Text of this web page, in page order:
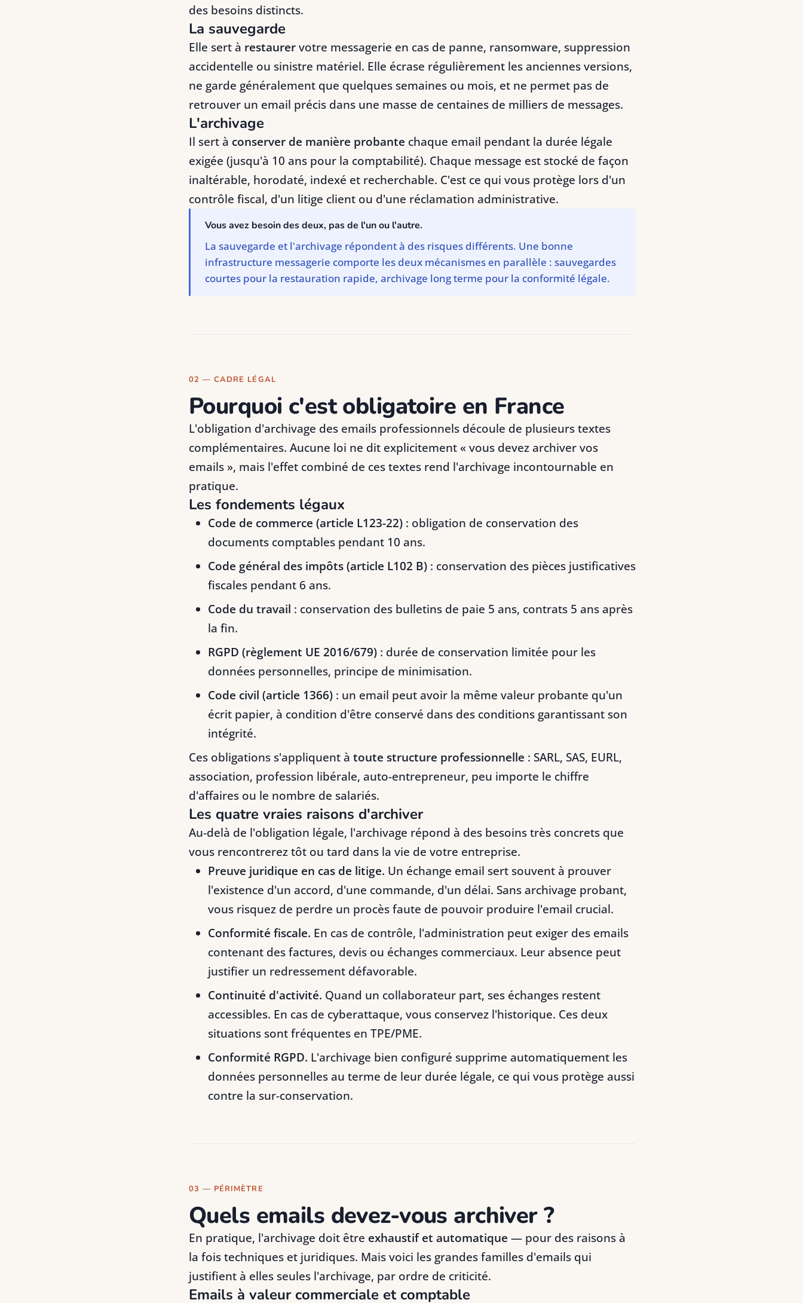
des besoins distincts.
La sauvegarde
Elle sert à restaurervotre messagerie en cas de panne, ransomware, suppression
accidentelle ou sinistre matériel. Elle écrase régulièrement les anciennes versions,
ne garde généralement que quelques semaines ou mois, et ne permet pas de
retrouver un email précis dans une masse de centaines de milliers de messages.
L'archivage
Il sert à conserver de manière probante chaque email pendant la durée légale
exigée (jusqu'à 10 ans pour la comptabilité). Chaque message est stocké de façon
inaltérable, horodaté, indexé et recherchable. C'est ce qui vous protège lors d'un
contrôle fiscal, d'un litige client ou d'une réclamation administrative.
Vous avez besoin des deux, pas de l'un ou l'autre.
La sauvegarde et l'archivage répondent à des risques différents. Une bonne
infrastructure messagerie comporte les deux mécanismes en parallèle : sauvegardes
courtes pour la restauration rapide, archivage long terme pour la conformité légale.
02 — CADRE LÉGAL
Pourquoi c'est obligatoire en France
L'obligation d'archivage des emails professionnels découle de plusieurs textes
complémentaires. Aucune loi ne dit explicitement « vous devez archiver vos
emails », mais l'effet combiné de ces textes rend l'archivage incontournable en
pratique.
Les fondements légaux
Code de commerce (article L123-22) : obligation de conservation des
documents comptables pendant 10 ans.
Code général des impôts (article L102 B) : conservation des pièces justificatives
fiscales pendant 6 ans.
Code du travail : conservation des bulletins de paie 5 ans, contrats 5 ans après
la fin.
RGPD (règlement UE 2016/679) : durée de conservation limitée pour les
données personnelles, principe de minimisation.
Code civil (article 1366) : un email peut avoir la même valeur probante qu'un
écrit papier, à condition d'être conservé dans des conditions garantissant son
intégrité.
Ces obligations s'appliquent à toute structure professionnelle : SARL, SAS, EURL,
association, profession libérale, auto-entrepreneur, peu importe le chiffre
d'affaires ou le nombre de salariés.
Les quatre vraies raisons d'archiver
Au-delà de l'obligation légale, l'archivage répond à des besoins très concrets que
vous rencontrerez tôt ou tard dans la vie de votre entreprise.
Preuve juridique en cas de litige. Un échange email sert souvent à prouver
l'existence d'un accord, d'une commande, d'un délai. Sans archivage probant,
vous risquez de perdre un procès faute de pouvoir produire l'email crucial.
Conformité fiscale. En cas de contrôle, l'administration peut exiger des emails
contenant des factures, devis ou échanges commerciaux. Leur absence peut
justifier un redressement défavorable.
Continuité d'activité. Quand un collaborateur part, ses échanges restent
accessibles. En cas de cyberattaque, vous conservez l'historique. Ces deux
situations sont fréquentes en TPE/PME.
Conformité RGPD. L'archivage bien configuré supprime automatiquement les
données personnelles au terme de leur durée légale, ce qui vous protège aussi
contre la sur-conservation.
03 — PÉRIMÈTRE
Quels emails devez-vous archiver ?
En pratique, l'archivage doit être exhaustif et automatique — pour des raisons à
la fois techniques et juridiques. Mais voici les grandes familles d'emails qui
justifient à elles seules l'archivage, par ordre de criticité.
Emails à valeur commerciale et comptable